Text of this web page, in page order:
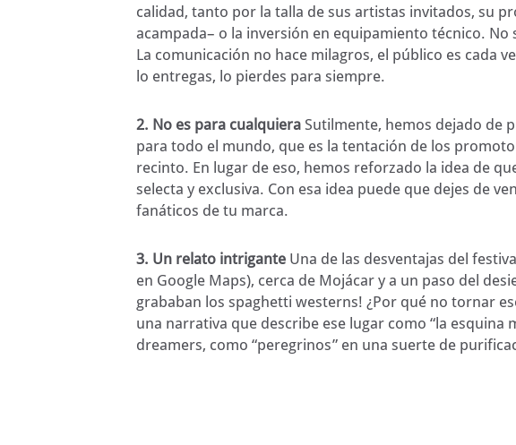
calidad, tanto por la talla de sus artistas invitados, su
acampada– o la inversión en equipamiento técnico.
La comunicación no hace milagros, el público es cada
lo entregas, lo pierdes para siempre.
2. No es para cualquiera Sutilmente, hemos dejado de
para todo el mundo, que es la tentación de los
recinto. En lugar de eso, hemos reforzado la idea de
selecta y exclusiva. Con esa idea puede que dejes de
fanáticos de tu marca.
3. Un relato intrigante Una de las desventajas del
en Google Maps), cerca de Mojácar y a un paso del
grababan los spaghetti westerns! ¿Por qué no tornar
una narrativa que describe ese lugar como “la esquina
dreamers, como “peregrinos” en una suerte de